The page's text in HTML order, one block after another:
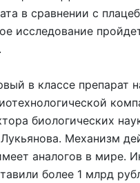
в сравнении с
исследование
в классе препарат
биологических
Механизм
аналогов в мире.
более 1 млрд